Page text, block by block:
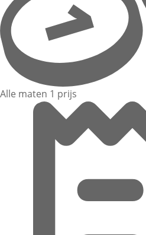
Alle maten 1 prijs